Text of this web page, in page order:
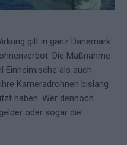
gilt in ganz Dänemark
Die Maßnahme
Einheimische als auch
Kameradrohnen bislang
haben. Wer dennoch
oder sogar die